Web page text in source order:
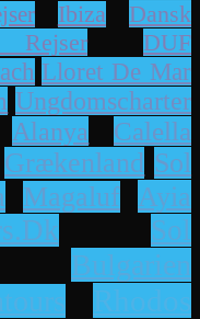
Ibiza
Dansk
DUF
Lloret De Mar
Ungdomscharter
Alanya
Calella
Grækenland Sol
Magaluf
Ayia
Sol
Bulgarien
Rhodos